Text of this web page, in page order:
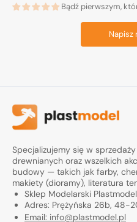
Bądź pierwszym,
Napisz
Specjalizujemy się w
drewnianych oraz wszelkich
budowy — takich jak farby,
makiety (dioramy), literatura
Sklep Modelarski Plastmodel
Adres: Prężyńska 26b, 48-
Email: info@plastmodel.pl